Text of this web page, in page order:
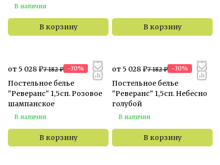
В наличии
В корзину В корзину
от 5 028 ₽7 182 ₽ -30%
Постельное белье
"Реверанс" 1,5сп. Розовое
шампанское
В наличии
В корзину
от 5 028 ₽7 182 ₽ -30%
Постельное белье
"Реверанс" 1,5сп. Небесно
голубой
В наличии
В корзину